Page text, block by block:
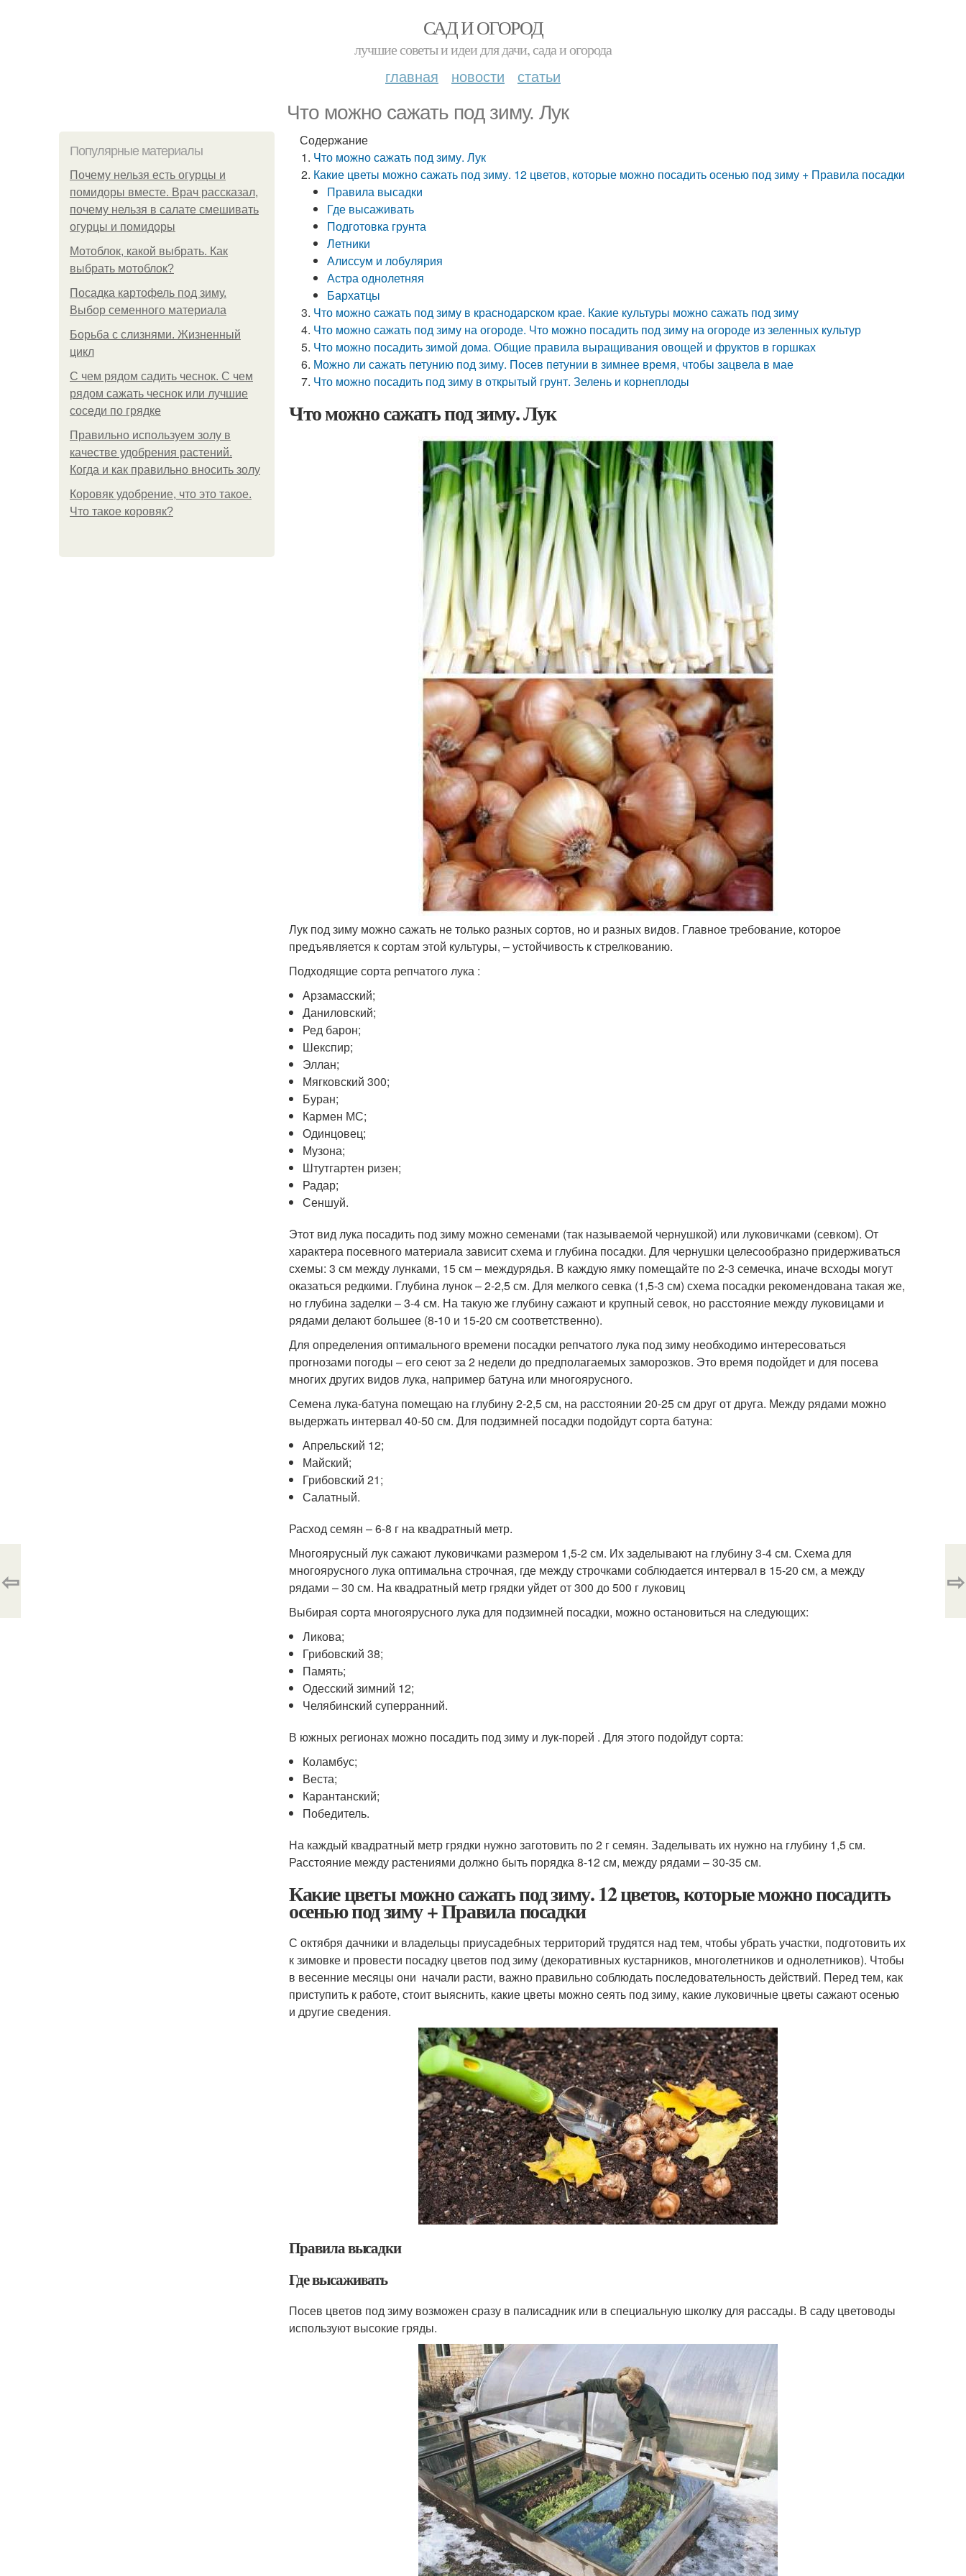
САД И ОГОРОД
лучшие советы и идеи для дачи, сада и огорода
главная новости статьи
Что можно сажать под зиму. Лук
Популярные материалы
Почему нельзя есть огурцы и
помидоры вместе. Врач рассказал,
почему нельзя в салате смешивать
огурцы и помидоры
Мотоблок, какой выбрать. Как
выбрать мотоблок?
Посадка картофель под зиму.
Выбор семенного материала
Борьба с слизнями. Жизненный
цикл
С чем рядом садить чеснок. С чем
рядом сажать чеснок или лучшие
соседи по грядке
Правильно используем золу в
качестве удобрения растений.
Когда и как правильно вносить золу
Коровяк удобрение, что это такое.
Что такое коровяк?
Содержание
Что можно сажать под зиму. Лук
Какие цветы можно сажать под зиму. 12 цветов, которые можно посадить осенью под зиму + Правила посадки
Правила высадки
Где высаживать
Подготовка грунта
Летники
Алиссум и лобулярия
Астра однолетняя
Бархатцы
Что можно сажать под зиму в краснодарском крае. Какие культуры можно сажать под зиму
Что можно сажать под зиму на огороде. Что можно посадить под зиму на огороде из зеленных культур
Что можно посадить зимой дома. Общие правила выращивания овощей и фруктов в горшках
Можно ли сажать петунию под зиму. Посев петунии в зимнее время, чтобы зацвела в мае
Что можно посадить под зиму в открытый грунт. Зелень и корнеплоды
Что можно сажать под зиму. Лук
Лук под зиму можно сажать не только разных сортов, но и разных видов. Главное требование, которое
предъявляется к сортам этой культуры, – устойчивость к стрелкованию.
Подходящие сорта репчатого лука :
Арзамасский;
Даниловский;
Ред барон;
Шекспир;
Эллан;
Мягковский 300;
Буран;
Кармен МС;
Одинцовец;
Музона;
Штутгартен ризен;
Радар;
Сеншуй.
Этот вид лука посадить под зиму можно семенами (так называемой чернушкой) или луковичками (севком). От
характера посевного материала зависит схема и глубина посадки. Для чернушки целесообразно придерживаться
схемы: 3 см между лунками, 15 см – междурядья. В каждую ямку помещайте по 2-3 семечка, иначе всходы могут
оказаться редкими. Глубина лунок – 2-2,5 см. Для мелкого севка (1,5-3 см) схема посадки рекомендована такая же,
но глубина заделки – 3-4 см. На такую же глубину сажают и крупный севок, но расстояние между луковицами и
рядами делают большее (8-10 и 15-20 см соответственно).
Для определения оптимального времени посадки репчатого лука под зиму необходимо интересоваться
прогнозами погоды – его сеют за 2 недели до предполагаемых заморозков. Это время подойдет и для посева
многих других видов лука, например батуна или многоярусного.
Семена лука-батуна помещаю на глубину 2-2,5 см, на расстоянии 20-25 см друг от друга. Между рядами можно
выдержать интервал 40-50 см. Для подзимней посадки подойдут сорта батуна:
Апрельский 12;
Майский;
Грибовский 21;
Салатный.
Расход семян – 6-8 г на квадратный метр.
Многоярусный лук сажают луковичками размером 1,5-2 см. Их заделывают на глубину 3-4 см. Схема для
многоярусного лука оптимальна строчная, где между строчками соблюдается интервал в 15-20 см, а между
рядами – 30 см. На квадратный метр грядки уйдет от 300 до 500 г луковиц
Выбирая сорта многоярусного лука для подзимней посадки, можно остановиться на следующих:
Ликова;
Грибовский 38;
Память;
Одесский зимний 12;
Челябинский суперранний.
В южных регионах можно посадить под зиму и лук-порей . Для этого подойдут сорта:
Коламбус;
Веста;
Карантанский;
Победитель.
На каждый квадратный метр грядки нужно заготовить по 2 г семян. Заделывать их нужно на глубину 1,5 см.
Расстояние между растениями должно быть порядка 8-12 см, между рядами – 30-35 см.
Какие цветы можно сажать под зиму. 12 цветов, которые можно посадить
осенью под зиму + Правила посадки
С октября дачники и владельцы приусадебных территорий трудятся над тем, чтобы убрать участки, подготовить их
к зимовке и провести посадку цветов под зиму (декоративных кустарников, многолетников и однолетников). Чтобы
в весенние месяцы они начали расти, важно правильно соблюдать последовательность действий. Перед тем, как
приступить к работе, стоит выяснить, какие цветы можно сеять под зиму, какие луковичные цветы сажают осенью
и другие сведения.
Правила высадки
Где высаживать
Посев цветов под зиму возможен сразу в палисадник или в специальную школку для рассады. В саду цветоводы
используют высокие гряды.
⇦ ⇨